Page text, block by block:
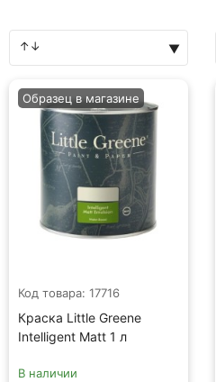
Код товара: 17716
Краска Little Greene
Intelligent Matt 1 л
Образец в магазине
В наличии